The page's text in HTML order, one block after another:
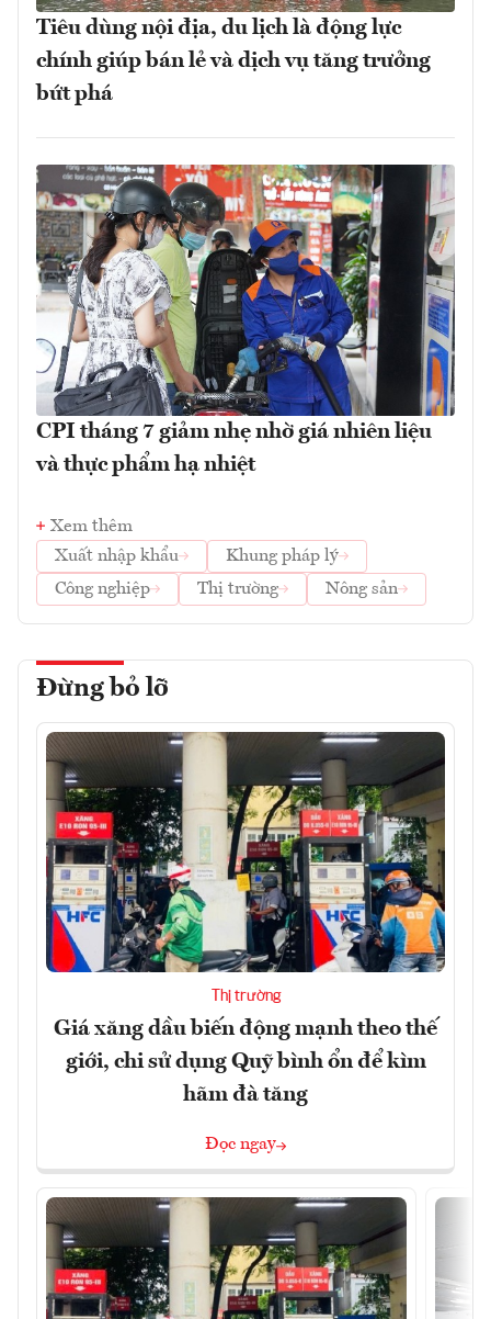
Tiêu dùng nội địa, du lịch là động lực
chính giúp bán lẻ và dịch vụ tăng trưởng
bứt phá
CPI tháng 7 giảm nhẹ nhờ giá nhiên liệu
và thực phẩm hạ nhiệt
Xem thêm
Xuất nhập khẩu
Khung pháp lý
Công nghiệp
Thị trường Nông sản
Đừng bỏ lỡ
Thị trường
Giá xăng dầu biến động mạnh theo thế
giới, chi sử dụng Quỹ bình ổn để kìm
hãm đà tăng
Đọc ngay